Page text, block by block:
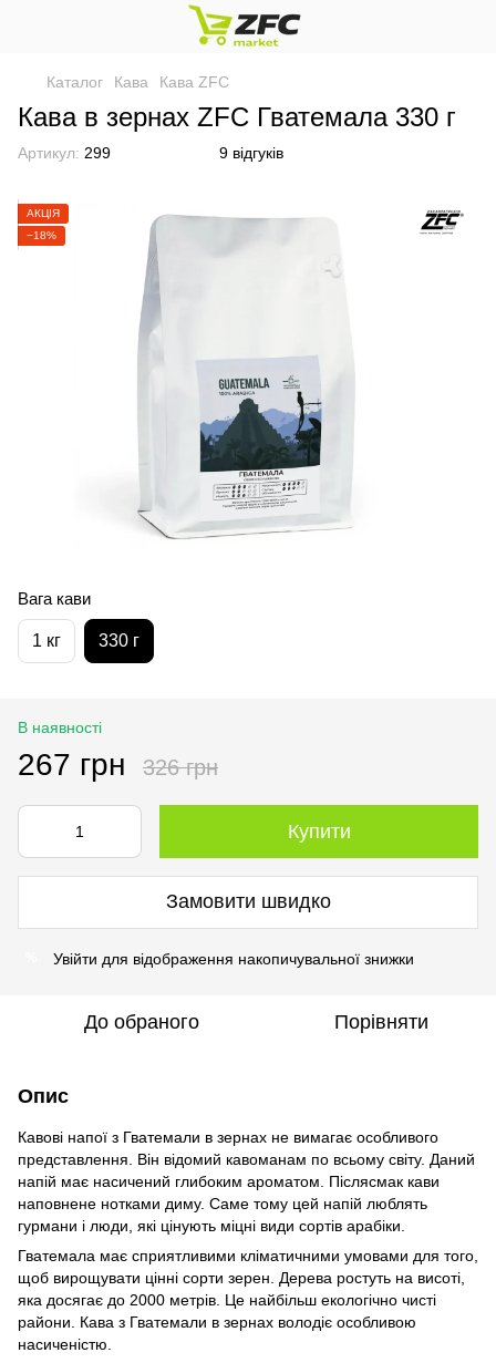
Каталог Кава Кава ZFC
Кава в зернах ZFC Гватемала 330 г
Артикул: 299 9 відгуків
АКЦІЯ
−18%
Вага кави
1 кг 330 г
В наявності
267 грн 326 грн
Купити
Замовити швидко
Увійти для відображення накопичувальної знижки
До обраного Порівняти
Опис
Кавові напої з Гватемали в зернах не вимагає особливого
представлення. Він відомий кавоманам по всьому світу. Даний
напій має насичений глибоким ароматом. Післясмак кави
наповнене нотками диму. Саме тому цей напій люблять
гурмани і люди, які цінують міцні види сортів арабіки.
Гватемала має сприятливими кліматичними умовами для того,
щоб вирощувати цінні сорти зерен. Дерева ростуть на висоті,
яка досягає до 2000 метрів. Це найбільш екологічно чисті
райони. Кава з Гватемали в зернах володіє особливою
насиченістю.